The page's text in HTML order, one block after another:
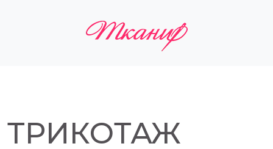
ТРИКОТАЖ